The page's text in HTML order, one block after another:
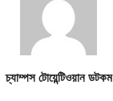
চ্যাম্পস টোয়েন্টিওয়ান ডটকম